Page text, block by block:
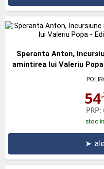
Speranta Anton,
amintirea lui Valeriu
54
PRP:
stoc
➤